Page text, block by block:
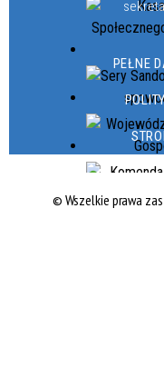
PEŁNE
© Wszelkie prawa